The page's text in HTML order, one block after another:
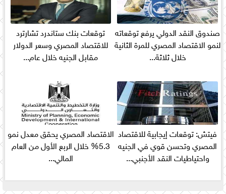
صندوق النقد الدولي يرفع توقعاته
لنمو الاقتصاد المصري للمرة الثانية
خلال ثلاثة...
توقعات بنك ستاندرد تشارترد
للاقتصاد المصري وسعر الدولار
مقابل الجنيه خلال عام...
فيتش: توقعات إيجابية للاقتصاد
المصري وتحسن قوي في الجنيه
واحتياطيات النقد الأجنبي...
الاقتصاد المصري يحقق معدل نمو
5.3% خلال الربع الأول من العام
المالي...